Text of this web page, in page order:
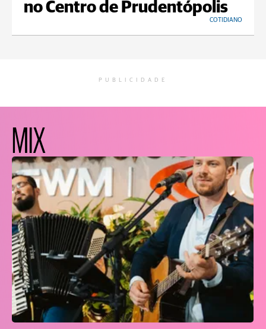
no Centro de Prudentópolis
COTIDIANO
PUBLICIDADE
MIX